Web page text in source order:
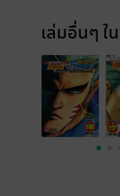
เล่มอื่นๆ ใ